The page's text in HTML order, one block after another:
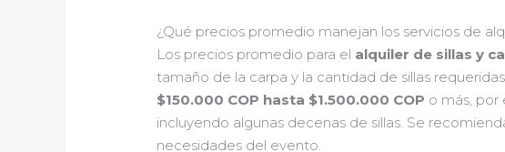
¿Qué precios promedio manejan los servicios de
Los precios promedio para el alquiler de sillas y
tamaño de la carpa y la cantidad de sillas
$150.000 COP hasta $1.500.000 COP o más, por
incluyendo algunas decenas de sillas. Se
necesidades del evento.